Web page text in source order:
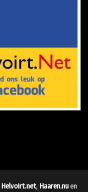
Helvoirt.net, Haaren.nuen